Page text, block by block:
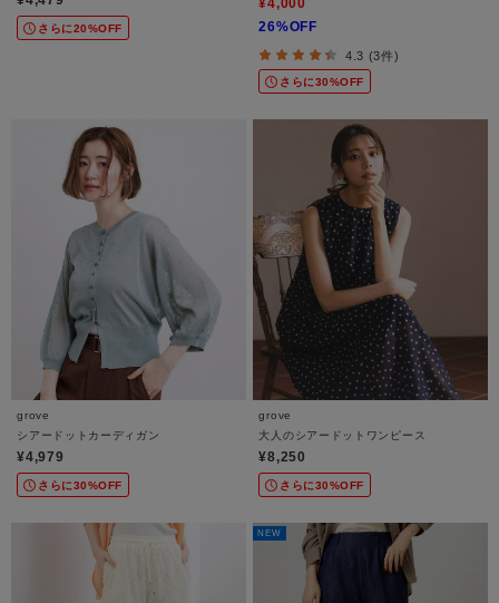
さらに20%OFF
¥4,000
26%OFF
4.3 (3件)
さらに30%OFF
grove
シアードットカーディガン
¥4,979
さらに30%OFF
grove
大人のシアードットワンピース
¥8,250
さらに30%OFF
NEW